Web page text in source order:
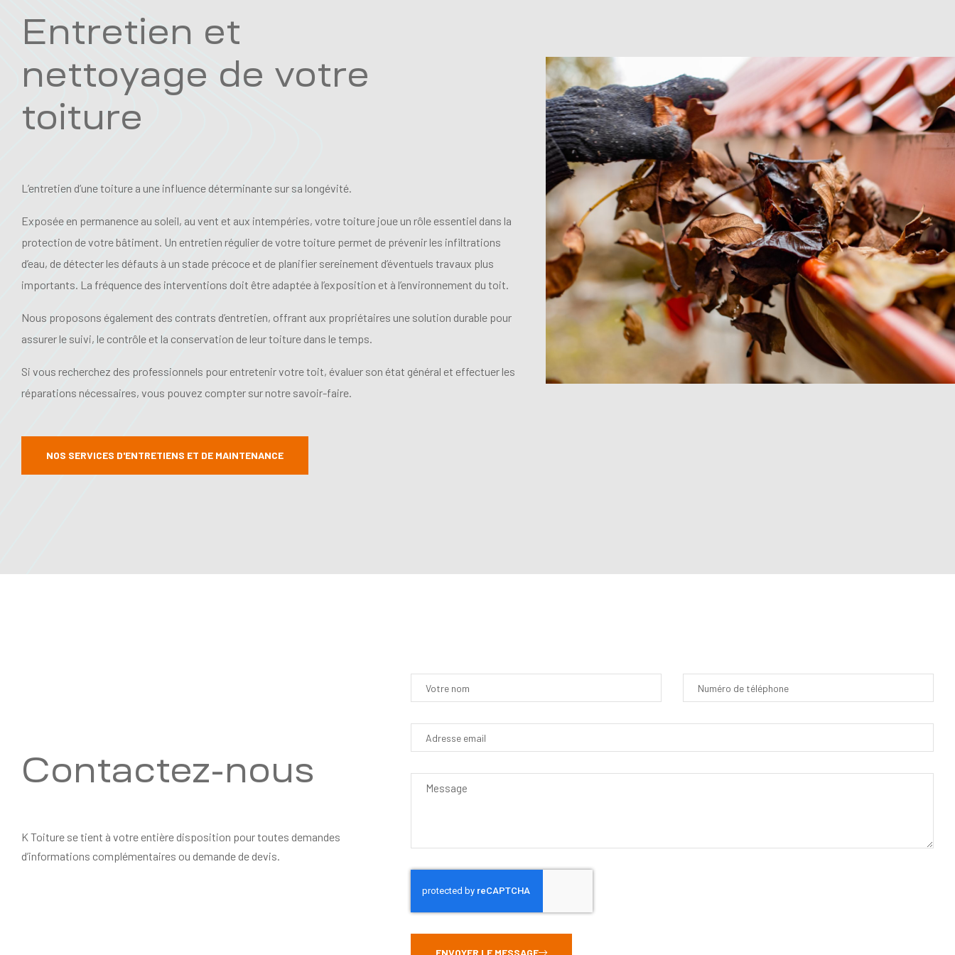
Entretien et
nettoyage de votre
toiture
L’entretien d’une toiture a une influence déterminante sur sa longévité.
Exposée en permanence au soleil, au vent et aux intempéries, votre toiture joue un rôle essentiel dans la
protection de votre bâtiment. Un entretien régulier de votre toiture permet de prévenir les infiltrations
d’eau, de détecter les défauts à un stade précoce et de planifier sereinement d’éventuels travaux plus
importants. La fréquence des interventions doit être adaptée à l’exposition et à l’environnement du toit.
Nous proposons également des contrats d’entretien, offrant aux propriétaires une solution durable pour
assurer le suivi, le contrôle et la conservation de leur toiture dans le temps.
Si vous recherchez des professionnels pour entretenir votre toit, évaluer son état général et effectuer les
réparations nécessaires, vous pouvez compter sur notre savoir-faire.
NOS SERVICES D'ENTRETIENS ET DE MAINTENANCE
Contactez-nous
K Toiture se tient à votre entière disposition pour toutes demandes
d’informations complémentaires ou demande de devis.